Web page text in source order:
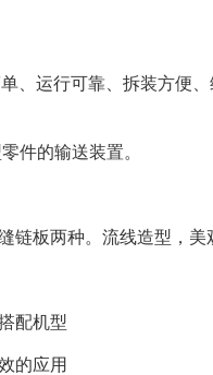
、运行可靠、拆装方便
件的输送装置。
板两种。流线造型，美
配机型
的应用